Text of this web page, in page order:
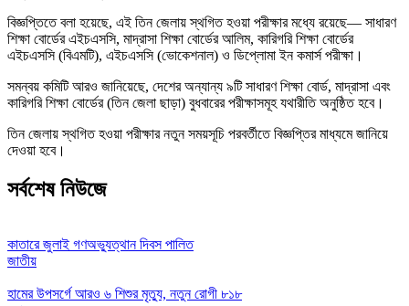
বিজ্ঞপ্তিতে বলা হয়েছে, এই তিন জেলায় স্থগিত হওয়া পরীক্ষার মধ্যে রয়েছে— সাধারণ
শিক্ষা বোর্ডের এইচএসসি, মাদ্রাসা শিক্ষা বোর্ডের আলিম, কারিগরি শিক্ষা বোর্ডের
এইচএসসি (বিএমটি), এইচএসসি (ভোকেশনাল) ও ডিপ্লোমা ইন কমার্স পরীক্ষা।
সমন্বয় কমিটি আরও জানিয়েছে, দেশের অন্যান্য ৯টি সাধারণ শিক্ষা বোর্ড, মাদ্রাসা এবং
কারিগরি শিক্ষা বোর্ডের (তিন জেলা ছাড়া) বুধবারের পরীক্ষাসমূহ যথারীতি অনুষ্ঠিত হবে।
তিন জেলায় স্থগিত হওয়া পরীক্ষার নতুন সময়সূচি পরবর্তীতে বিজ্ঞপ্তির মাধ্যমে জানিয়ে
দেওয়া হবে।
সর্বশেষ নিউজে
কাতারে জুলাই গণঅভ্যুত্থান দিবস পালিত
জাতীয়
হামের উপসর্গে আরও ৬ শিশুর মৃত্যু, নতুন রোগী ৮১৮